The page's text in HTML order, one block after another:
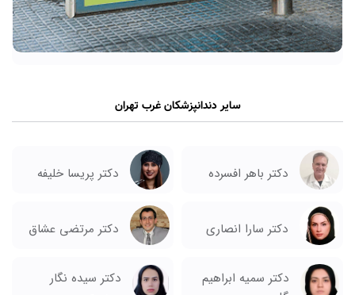
سایر دندانپزشکان غرب تهران
دکتر باهر افسرده دکتر پریسا خلیفه
دکتر سارا انصاری دکتر مرتضی عشاق
دکتر سمیه ابراهیم
دکتر سیده نگار